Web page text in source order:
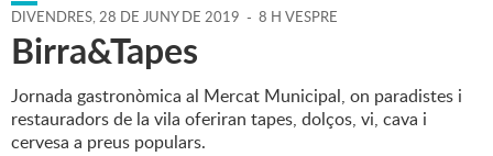
DIVENDRES,28 DE JUNY DE 2019 - 8 H VESPRE
Birra&Tapes
Jornada gastronòmica al Mercat Municipal, on paradistes i
restauradors de la vila oferiran tapes, dolços, vi, cava i
cervesa a preus populars.